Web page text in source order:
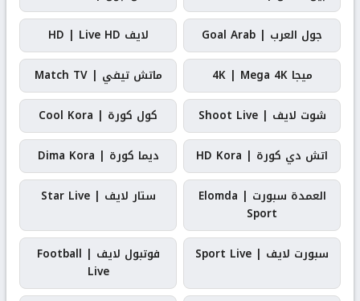
جول العرب | Goal Arab
لايف HD | Live HD
ميجا 4K | Mega 4K
ماتش تيفي | Match TV
شوت لايف | Shoot Live
كول كورة | Cool Kora
اتش دي كورة | HD Kora
ديما كورة | Dima Kora
العمدة سبورت | Elomda
Sport
ستار لايف | Star Live
سبورت لايف | Sport Live
فوتبول لايف | Football
Live